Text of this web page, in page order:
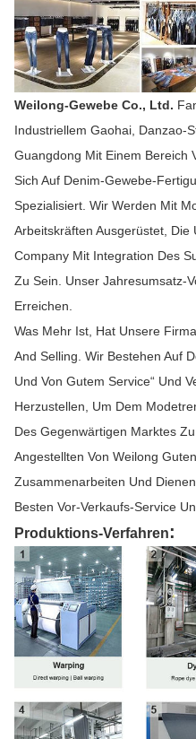
Weilong-Gewebe Co., Ltd.
Industriellem Gaohai, Danzao-
Guangdong Mit Einem Bereich
Sich Auf Denim-Gewebe-
Spezialisiert. Wir Werden Mit
Arbeitskräften Ausgerüstet, Die
Company Mit Integration Des
Zu Sein. Unser Jahresumsatz-
Erreichen.
Was Mehr Ist, Hat Unsere
And Selling. Wir Bestehen Auf
Und Von Gutem Service“ Und
Herzustellen, Um Dem
Des Gegenwärtigen Marktes
Angestellten Von Weilong
Zusammenarbeiten Und
Besten Vor-Verkaufs-Service
Produktions-Verfahren: